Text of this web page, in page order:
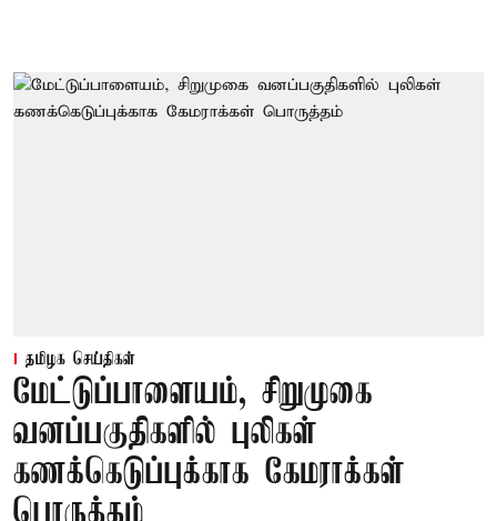
தமிழக செய்திகள்
மேட்டுப்பாளையம், சிறுமுகை
வனப்பகுதிகளில் புலிகள்
கணக்கெடுப்புக்காக கேமராக்கள்